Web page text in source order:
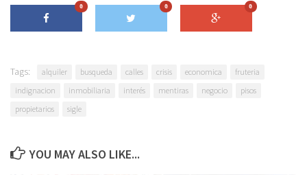
0 0 0
Tags: alquiler busqueda calles crisis economica
fruteria
indignacion
inmobiliaria interés mentiras negocio
pisos
propietarios
sigle
YOU MAY ALSO LIKE...